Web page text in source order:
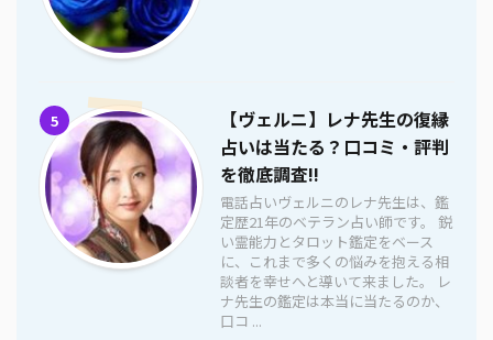
5
【ヴェルニ】レナ先生の復縁
占いは当たる？口コミ・評判
を徹底調査!!
電話占いヴェルニのレナ先生は、鑑
定歴21年のベテラン占い師です。 鋭
い霊能力とタロット鑑定をベース
に、これまで多くの悩みを抱える相
談者を幸せへと導いて来ました。 レ
ナ先生の鑑定は本当に当たるのか、
口コ ...